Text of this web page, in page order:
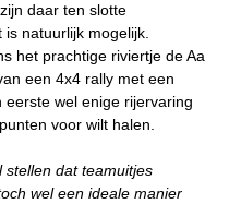
daar ten slotte
is natuurlijk mogelijk.
het prachtige riviertje de Aa
een 4x4 rally met een
wel enige rijervaring
voor wilt halen.
stellen dat teamuitjes
wel een ideale manier